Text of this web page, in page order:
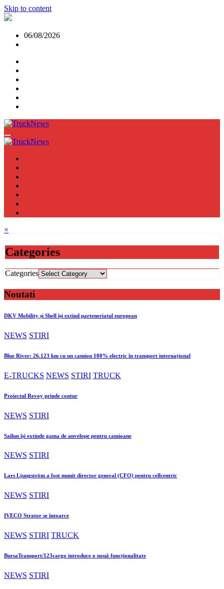
Skip to content
06/08/2026
×
Categories
Categories
Noutati
DKV Mobility și Shell își extind parteneriatul european
NEWS STIRI
Blue River: 26.123 km cu un camion 100% electric în transport internațional
E-TRUCKS NEWS STIRI TRUCK
Proiectul Revoy prinde contur
NEWS STIRI
Sailun își extinde gama de anvelope pentru camioane
NEWS STIRI
Lars Ljungström a fost numit director general (CFO) pentru cellcentric
NEWS STIRI
IVECO Strator se întoarce
NEWS STIRI TRUCK
BursaTransport/123cargo introduce o nouă funcționalitate
NEWS STIRI